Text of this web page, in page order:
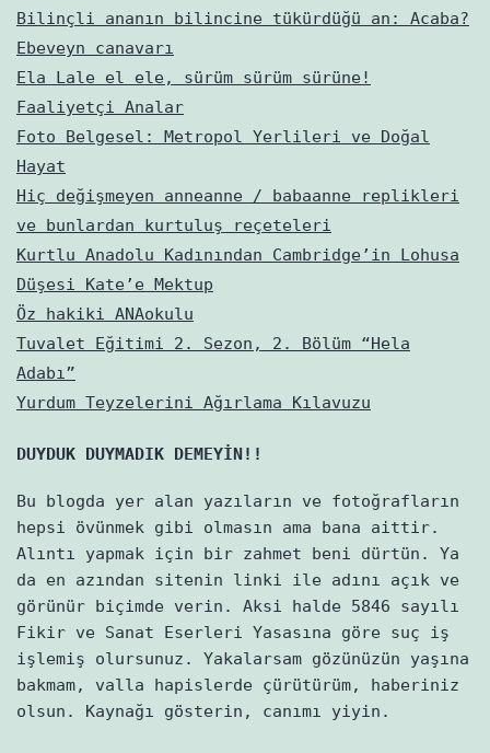
Bilinçli ananın bilincine tükürdüğü an: Acaba?
Ebeveyn canavarı
Ela Lale el ele, sürüm sürüm sürüne!
Faaliyetçi Analar
Foto Belgesel: Metropol Yerlileri ve Doğal
Hayat
Hiç değişmeyen anneanne / babaanne replikleri
ve bunlardan kurtuluş reçeteleri
Kurtlu Anadolu Kadınından Cambridge’in Lohusa
Düşesi Kate’e Mektup
Öz hakiki ANAokulu
Tuvalet Eğitimi 2. Sezon, 2. Bölüm “Hela
Adabı”
Yurdum Teyzelerini Ağırlama Kılavuzu
DUYDUK DUYMADIK DEMEYİN!!
Bu blogda yer alan yazıların ve fotoğrafların
hepsi övünmek gibi olmasın ama bana aittir.
Alıntı yapmak için bir zahmet beni dürtün. Ya
da en azından sitenin linki ile adını açık ve
görünür biçimde verin. Aksi halde 5846 sayılı
Fikir ve Sanat Eserleri Yasasına göre suç iş
işlemiş olursunuz. Yakalarsam gözünüzün yaşına
bakmam, valla hapislerde çürütürüm, haberiniz
olsun. Kaynağı gösterin, canımı yiyin.